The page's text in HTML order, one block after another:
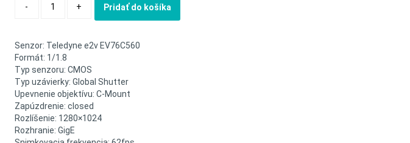
- + Pridať do košíka
Senzor: Teledyne e2v EV76C560
Formát: 1/1.8
Typ senzoru: CMOS
Typ uzávierky: Global Shutter
Upevnenie objektívu: C-Mount
Zapúzdrenie: closed
Rozlíšenie: 1280×1024
Rozhranie: GigE